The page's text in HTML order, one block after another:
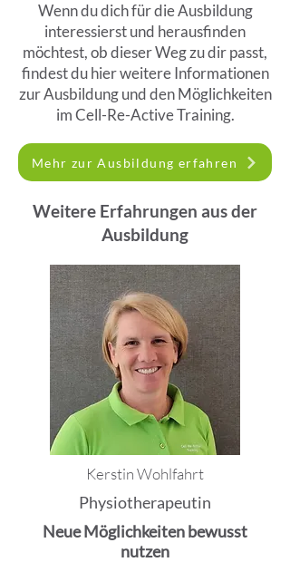
Wenn du dich für die Ausbildung
interessierst und herausfinden
möchtest, ob dieser Weg zu dir passt,
findest du hier weitere Informationen
zur Ausbildung und den Möglichkeiten
im Cell-Re-Active Training.
Mehr zur Ausbildung erfahren
Weitere Erfahrungen aus der
Ausbildung
Kerstin Wohlfahrt
Physiotherapeutin
Neue Möglichkeiten bewusst
nutzen